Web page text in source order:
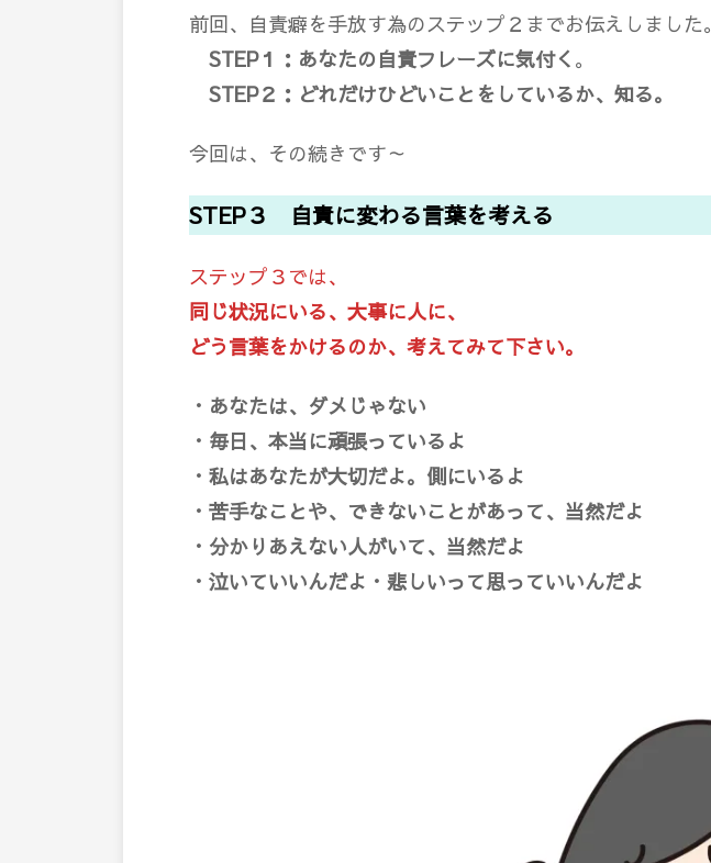
前回、自責癖を手放す為のステップ２までお伝えしました。
STEP１：あなたの自責フレーズに気付く 。
STEP２：どれだけひどいことをしているか、知る。
今回は、その続きです～
STEP３ 自責に変わる言葉を考える
ステップ３では、
同じ状況にいる、大事に人に、
どう言葉をかけるのか、考えてみて下さい。
・あなたは、ダメじゃない
・毎日、本当に頑張っているよ
・私はあなたが大切だよ。側にいるよ
・苦手なことや、できないことがあって、当然だよ
・分かりあえない人がいて、当然だよ
・泣いていいんだよ・悲しいって思っていいんだよ